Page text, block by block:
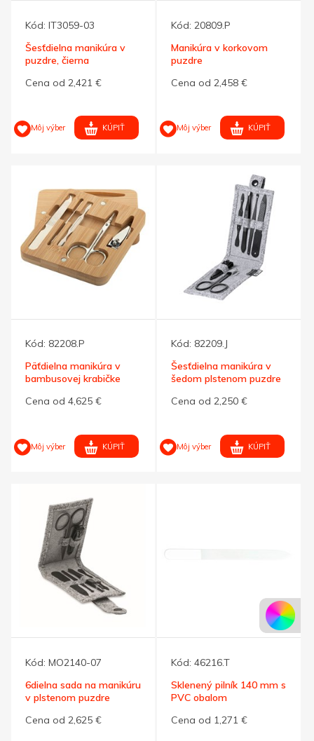
Kód: IT3059-03
Šesťdielna manikúra v
puzdre, čierna
Cena od 2,421 €
Môj výber KÚPIŤ
Kód: 20809.P
Manikúra v korkovom
puzdre
Cena od 2,458 €
Môj výber KÚPIŤ
Kód: 82208.P
Päťdielna manikúra v
bambusovej krabičke
Cena od 4,625 €
Môj výber KÚPIŤ
Kód: 82209.J
Šesťdielna manikúra v
šedom plstenom puzdre
Cena od 2,250 €
Môj výber KÚPIŤ
Kód: MO2140-07
6dielna sada na manikúru
v plstenom puzdre
Cena od 2,625 €
Kód: 46216.T
Sklenený pilník 140 mm s
PVC obalom
Cena od 1,271 €